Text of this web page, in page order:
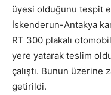
üyesi olduğunu tespit
İskenderun-Antakya
RT 300 plakalı
yere yatarak teslim
çalıştı. Bunun üzerine
getirildi.